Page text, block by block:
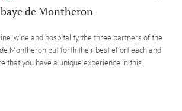
de Montheron
wine and hospitality, the three partners of the
Montheron put forth their best effort each and
that you have a unique experience in this